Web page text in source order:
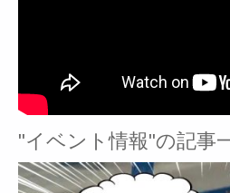
"イベント情報"の記事